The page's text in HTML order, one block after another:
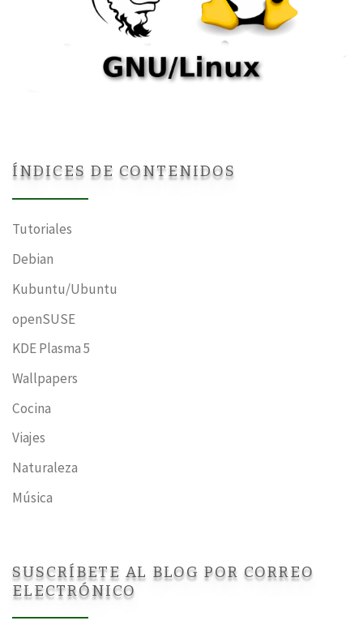
ÍNDICES DE CONTENIDOS
Tutoriales
Debian
Kubuntu/Ubuntu
openSUSE
KDE Plasma 5
Wallpapers
Cocina
Viajes
Naturaleza
Música
SUSCRÍBETE AL BLOG POR CORREO
ELECTRÓNICO